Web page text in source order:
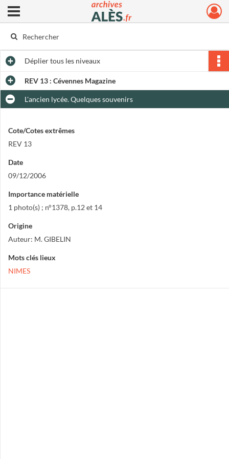
Archives municipales d'Alès
Ouvrir le menu déroulant
Dépliertous les niveaux
REV 13 : Cévennes Magazine
L'ancien lycée. Quelques souvenirs
Cote/Cotes extrêmes
REV 13
Date
09/12/2006
Importance matérielle
1 photo(s) ; n°1378, p.12 et 14
Origine
Auteur: M. GIBELIN
Mots clés lieux
NIMES